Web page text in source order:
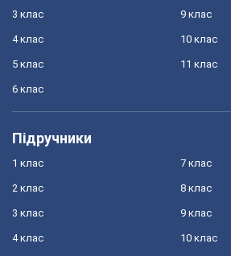
3 клас
4 клас
5 клас
6 клас
9 клас
10 клас
11 клас
Підручники
1 клас
2 клас
3 клас
4 клас
7 клас
8 клас
9 клас
10 клас